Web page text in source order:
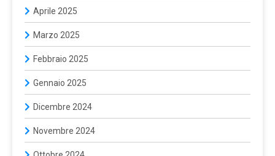
Aprile 2025
Marzo 2025
Febbraio 2025
Gennaio 2025
Dicembre 2024
Novembre 2024